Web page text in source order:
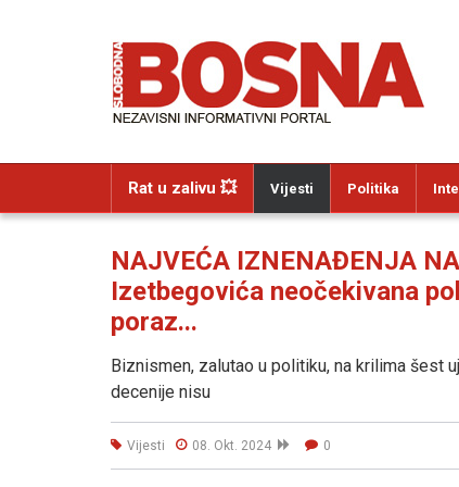
Rat u zalivu 💥 Vijesti Politika
NAJVEĆA IZNENAĐENJA
Izetbegovića neočekivana
poraz...
Biznismen, zalutao u politiku, na krilima šest
decenije nisu
Vijesti 08. Okt. 2024 0